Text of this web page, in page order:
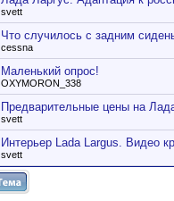
svett
Что случилось с задним
cessna
Маленький опрос!
OXYMORON_338
Предварительные цены на
svett
Интерьер Lada Largus. Видео
svett